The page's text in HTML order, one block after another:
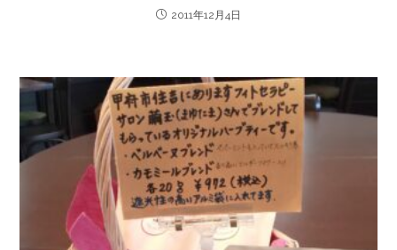
2011年12月4日